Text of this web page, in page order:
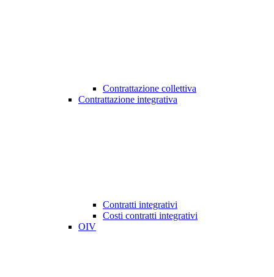
Contrattazione collettiva
Contrattazione integrativa
Contratti integrativi
Costi contratti integrativi
OIV